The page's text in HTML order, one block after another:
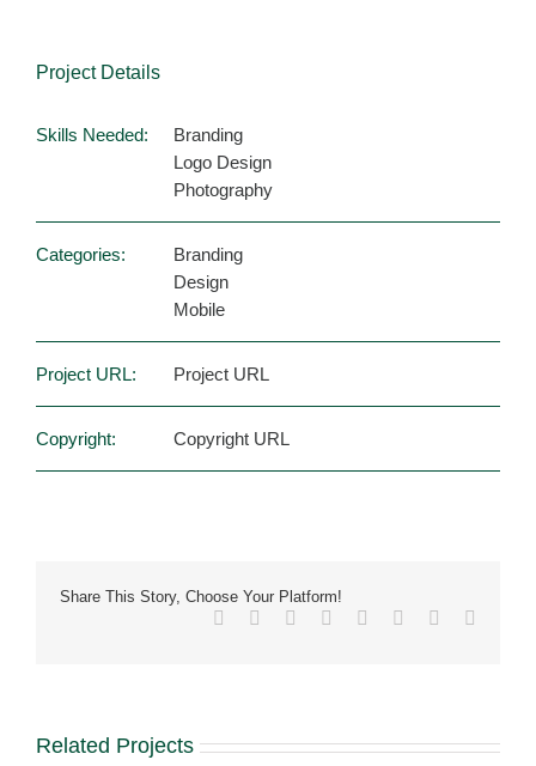
Project Details
Skills Needed:
Branding
Logo Design
Photography
Categories:
Branding
Design
Mobile
Project URL: Project URL
Copyright: Copyright URL
Share This Story, Choose Your Platform!
Facebook Reddit LinkedIn
TumblrPinterest
Related Projects